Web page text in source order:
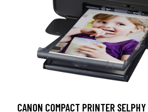
CANON COMPACT PRINTER